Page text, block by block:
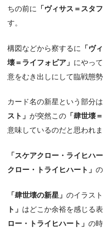
ちの前に 「ヴィサス＝スタ
す。
構図などから察するに 「ヴ
壊＝ライフォビア」 にやっ
意をむき出しにして臨戦態
カード名の新星という部分
スト」 が突然この 「肆世壊
意味しているのだと思われま
「スケアクロー・ライヒハー
クロー・トライヒハート」
「肆世壊の新星」 のイラス
ト」 はどこか余裕を感じる
ロー・トライヒハート」 の